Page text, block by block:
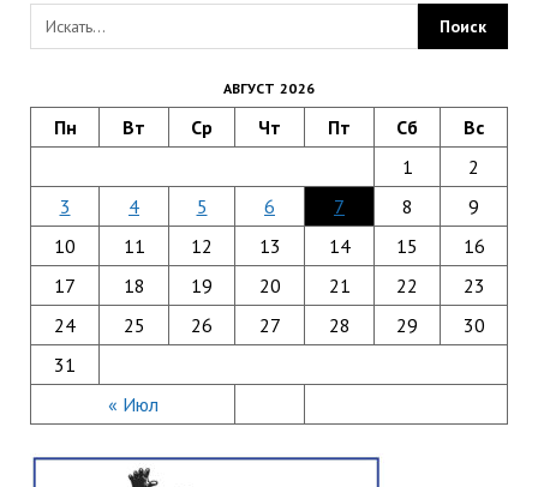
АВГУСТ 2026
Пн Вт Ср Чт Пт Сб Вс
« Июл
1
2
3
4 5 6 7 8
9
10
11 12 13 14 15
16
17
18 19 20 21 22
23
24
25 26 27 28 29
30
31